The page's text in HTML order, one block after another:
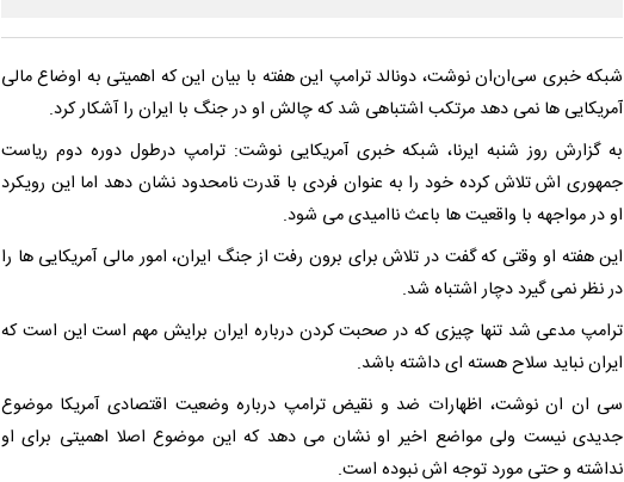
شبکه خبری سی‌ان‌ان نوشت، دونالد ترامپ این هفته با بیان این که اهمیتی به اوضاع مالی
آمریکایی ها نمی دهد مرتکب اشتباهی شد که چالش او در جنگ با ایران را آشکار کرد.
به گزارش روز شنبه ایرنا، شبکه خبری آمریکایی نوشت: ترامپ درطول دوره دوم ریاست
جمهوری اش تلاش کرده خود را به عنوان فردی با قدرت نامحدود نشان دهد اما این رویکرد
او در مواجهه با واقعیت ها باعث ناامیدی می شود.
این هفته او وقتی که گفت در تلاش برای برون رفت از جنگ ایران، امور مالی آمریکایی ها را
در نظر نمی گیرد دچار اشتباه شد.
ترامپ مدعی شد تنها چیزی که در صحبت کردن درباره ایران برایش مهم است این است که
ایران نباید سلاح هسته ای داشته باشد.
سی ان ان نوشت، اظهارات ضد و نقیض ترامپ درباره وضعیت اقتصادی آمریکا موضوع
جدیدی نیست ولی مواضع اخیر او نشان می دهد که این موضوع اصلا اهمیتی برای او
نداشته و حتی مورد توجه اش نبوده است.